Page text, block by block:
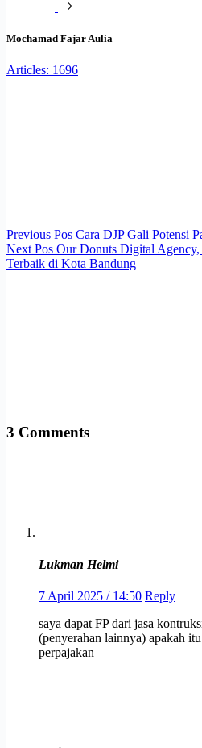
Mochamad Fajar Aulia
Articles: 1696
Previous Pos Cara DJP Gali Potensi
Next Pos Our Donuts Digital
Terbaik di Kota Bandung
3 Comments
Lukman Helmi
7 April 2025 / 14:50 Reply
saya dapat FP dari jasa
(penyerahan lainnya) apakah
perpajakan